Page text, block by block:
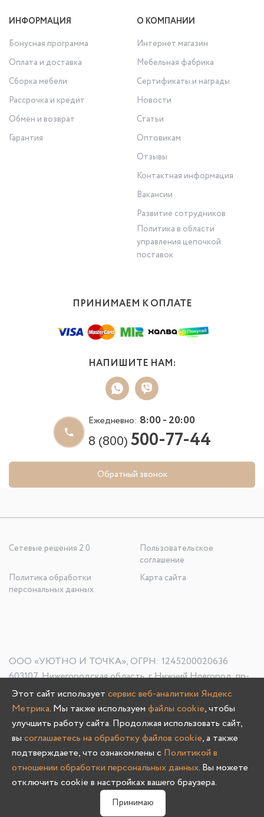
ИНФОРМАЦИЯ
Бонусная программа
Оплата и доставка
Сборка мебели
Рассрочка и кредит
Обмен и возврат
Гарантия
О КОМПАНИИ
Интернет магазин
Мебельная фабрика
Сертификаты и награды
Новости
Статьи
Оптовикам
Отзывы
Контактная информация
Вакансии
Развитие сотрудников
Политика в области
управления цепочкой
поставок
ПРИНИМАЕМ К ОПЛАТЕ
НАПИШИТЕ НАМ:
Ежедневно: 8:00 - 20:00
8 (800)500-77-44
Обратный звонок
Сетевые решения 2.0
Пользовательское
соглашение
Политика обработки
персональных данных
Карта сайта
ООО «УЮТНО И ТОЧКА», ОГРН: 1245200020636
603107, Нижегородская область, г. Нижний Новгород, пр-
кт Гагарина, д. 178/1
Олмеко © 2004 -2026
Этот сайт использует сервис веб-аналитики Яндекс
Метрика. Мы также используем файлы cookie, чтобы
улучшить работу сайта. Продолжая использовать сайт,
вы соглашаетесь на обработку файлов cookie, а также
подтверждаете, что ознакомлены с Политикой в
отношении обработки персональных данных. Вы можете
отключить cookie в настройках вашего браузера.
Принимаю